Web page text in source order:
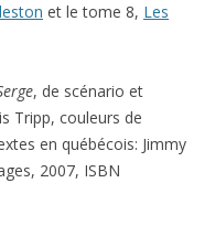
et le tome 8, Les
, de scénario et
Tripp, couleurs de
en québécois: Jimmy
2007, ISBN